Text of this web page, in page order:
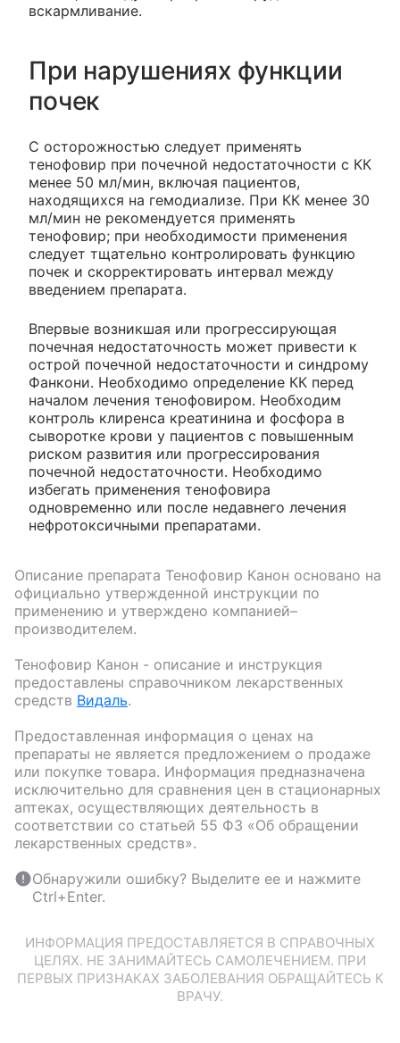
вскармливание.
При нарушениях функции
почек
С осторожностью следует применять
тенофовир при почечной недостаточности с КК
менее 50 мл/мин, включая пациентов,
находящихся на гемодиализе. При КК менее 30
мл/мин не рекомендуется применять
тенофовир; при необходимости применения
следует тщательно контролировать функцию
почек и скорректировать интервал между
введением препарата.
Впервые возникшая или прогрессирующая
почечная недостаточность может привести к
острой почечной недостаточности и синдрому
Фанкони. Необходимо определение КК перед
началом лечения тенофовиром. Необходим
контроль клиренса креатинина и фосфора в
сыворотке крови у пациентов с повышенным
риском развития или прогрессирования
почечной недостаточности. Необходимо
избегать применения тенофовира
одновременно или после недавнего лечения
нефротоксичными препаратами.
Описание препарата Тенофовир Канон основано на
официально утвержденной инструкции по
применению и утверждено компанией–
производителем.
Тенофовир Канон - описание и инструкция
предоставлены справочником лекарственных
средств Видаль.
Предоставленная информация о ценах на
препараты не является предложением о продаже
или покупке товара. Информация предназначена
исключительно для сравнения цен в стационарных
аптеках, осуществляющих деятельность в
соответствии со статьей 55 ФЗ «Об обращении
лекарственных средств».
Обнаружили ошибку? Выделите ее и нажмите
Ctrl+Enter.
ИНФОРМАЦИЯ ПРЕДОСТАВЛЯЕТСЯ В СПРАВОЧНЫХ
ЦЕЛЯХ. НЕ ЗАНИМАЙТЕСЬ САМОЛЕЧЕНИЕМ. ПРИ
ПЕРВЫХ ПРИЗНАКАХ ЗАБОЛЕВАНИЯ ОБРАЩАЙТЕСЬ К
ВРАЧУ.